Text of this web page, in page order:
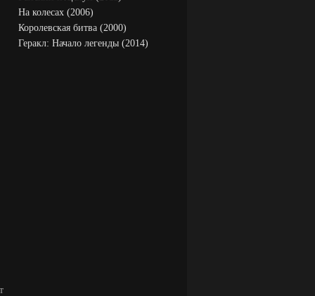
На колесах (2006)
Королевская битва (2000)
Геракл: Начало легенды (2014)